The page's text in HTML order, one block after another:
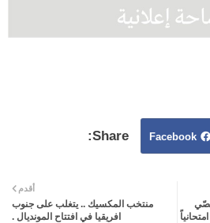
Facebook
(61) دفتراً امتحانياً
أقدم
منتخب المكسيك .. يتغلب على جنوب
افريقيا في افتتاح المونديال .